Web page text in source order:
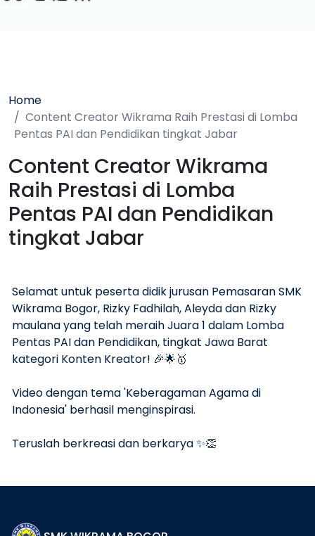
Home
Content Creator Wikrama Raih Prestasi di Lomba
Pentas PAI dan Pendidikan tingkat Jabar
Content Creator Wikrama
Raih Prestasi di Lomba
Pentas PAI dan Pendidikan
tingkat Jabar
Selamat untuk peserta didik jurusan Pemasaran SMK
Wikrama Bogor, Rizky Fadhilah, Aleyda dan Rizky
maulana yang telah meraih Juara 1 dalam Lomba
Pentas PAI dan Pendidikan, tingkat Jawa Barat
kategori Konten Kreator! 🎉🌟🥇
Video dengan tema 'Keberagaman Agama di
Indonesia' berhasil menginspirasi.
Teruslah berkreasi dan berkarya ✨👏